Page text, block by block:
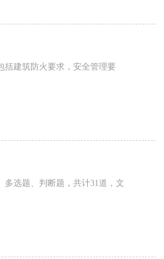
括建筑防火要求，安全管理要
选题、判断题，共计31道，文